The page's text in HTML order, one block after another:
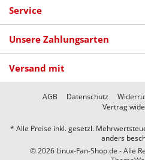
Service
Unsere Zahlungsarten
Versand mit
AGB Datenschutz
Vertrag
* Alle Preise inkl. gesetzl.
anders
© 2026 Linux-Fan-Shop.de - Alle